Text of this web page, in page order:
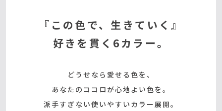
『この色で、生きていく』
好きを貫く6カラー。
どうせなら愛せる色を、
あなたのココロが心地よい色を。
派手すぎない使いやすいカラー展開。